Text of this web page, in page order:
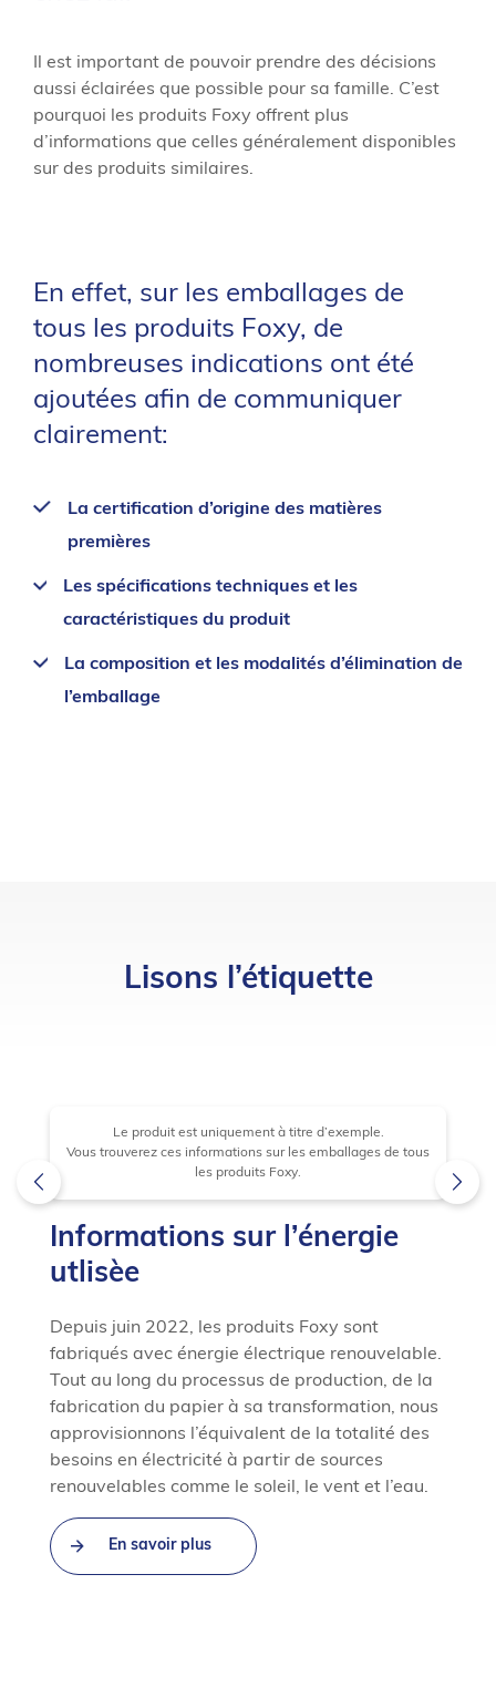
Il est important de pouvoir prendre des décisions
aussi éclairées que possible pour sa famille. C’est
pourquoi les produits Foxy offrent plus
d’informations que celles généralement disponibles
sur des produits similaires.
En effet, sur les emballages de
tous les produits Foxy, de
nombreuses indications ont été
ajoutées afin de communiquer
clairement:
La certification d’origine des matières
premières
Les spécifications techniques et les
caractéristiques du produit
La composition et les modalités d’élimination de
l’emballage
Lisons l’étiquette
Le produit est uniquement à titre d’exemple.
Vous trouverez ces informations sur les emballages de tous
les produits Foxy.
Informations sur l’énergie
utlisèe
Depuis juin 2022, les produits Foxy sont
fabriqués avec énergie électrique renouvelable.
Tout au long du processus de production, de la
fabrication du papier à sa transformation, nous
approvisionnons l’équivalent de la totalité des
besoins en électricité à partir de sources
renouvelables comme le soleil, le vent et l’eau.
En savoir plus